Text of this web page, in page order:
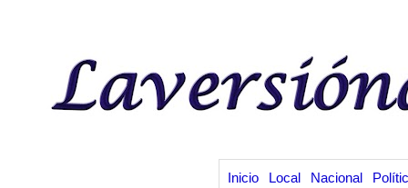
Inicio Local Nacional